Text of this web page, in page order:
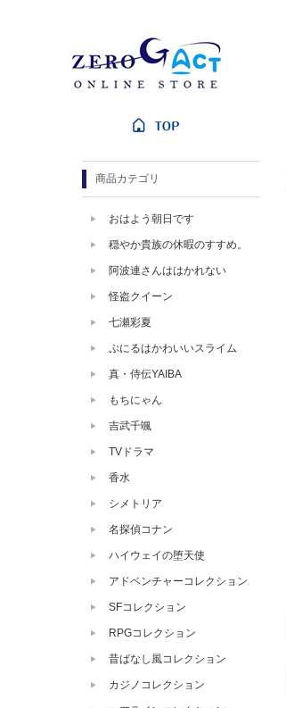
商品カテゴリ
おはよう朝日です
穏やか貴族の休暇のすすめ。
阿波連さんははかれない
怪盗クイーン
七瀬彩夏
ぷにるはかわいいスライム
真・侍伝YAIBA
もちにゃん
吉武千颯
TVドラマ
香水
シメトリア
名探偵コナン
ハイウェイの堕天使
アドベンチャーコレクション
SFコレクション
RPGコレクション
昔ばなし風コレクション
カジノコレクション